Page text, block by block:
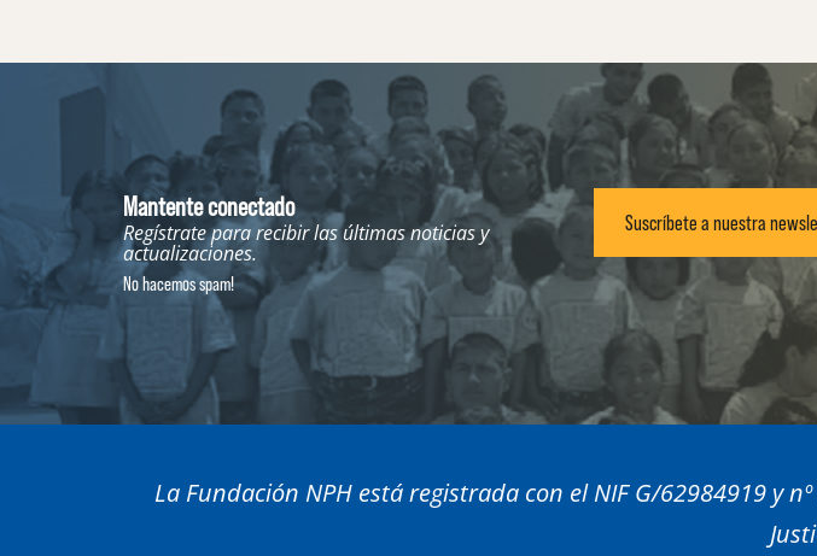
Mantente conectado
Regístrate para recibir las últimas noticias y
actualizaciones.
No hacemos spam!
Suscríbete a nuestra
La Fundación NPH está registrada con el NIF G/62984919 y